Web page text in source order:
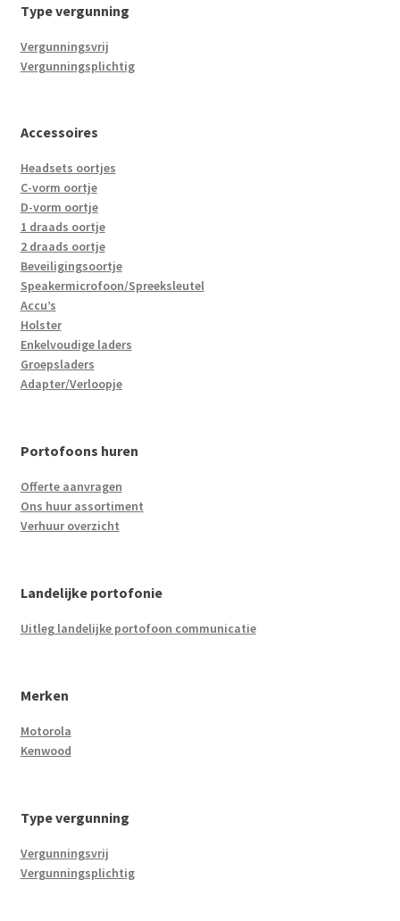
Type vergunning
Vergunningsvrij
Vergunningsplichtig
Accessoires
Headsets oortjes
C-vorm oortje
D-vorm oortje
1 draads oortje
2 draads oortje
Beveiligingsoortje
Speakermicrofoon/Spreeksleutel
Accu’s
Holster
Enkelvoudige laders
Groepsladers
Adapter/Verloopje
Portofoons huren
Offerte aanvragen
Ons huur assortiment
Verhuur overzicht
Landelijke portofonie
Uitleg landelijke portofoon communicatie
Merken
Motorola
Kenwood
Type vergunning
Vergunningsvrij
Vergunningsplichtig